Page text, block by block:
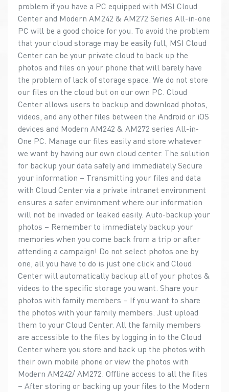
problem if you have a PC equipped with MSI Cloud
Center and Modern AM242 & AM272 Series All-in-one
PC will be a good choice for you. To avoid the problem
that your cloud storage may be easily full, MSI Cloud
Center can be your private cloud to back up the
photos and files on your phone that will barely have
the problem of lack of storage space. We do not store
our files on the cloud but on our own PC. Cloud
Center allows users to backup and download photos,
videos, and any other files between the Android or iOS
devices and Modern AM242 & AM272 series All-in-
One PC. Manage our files easily and store whatever
we want by having our own cloud center. The solution
for backup your data safely and immediately Secure
your information – Transmitting your files and data
with Cloud Center via a private intranet environment
ensures a safer environment where our information
will not be invaded or leaked easily. Auto-backup your
photos – Remember to immediately backup your
memories when you come back from a trip or after
attending a campaign! Do not select photos one by
one, all you have to do is just one click and Cloud
Center will automatically backup all of your photos &
videos to the specific storage you want. Share your
photos with family members – If you want to share
the photos with your family members. Just upload
them to your Cloud Center. All the family members
are accessible to the files by logging in to the Cloud
Center where you store and back up the photos with
their own mobile phone or view the photos with
Modern AM242/ AM272. Offline access to all the files
– After storing or backing up your files to the Modern